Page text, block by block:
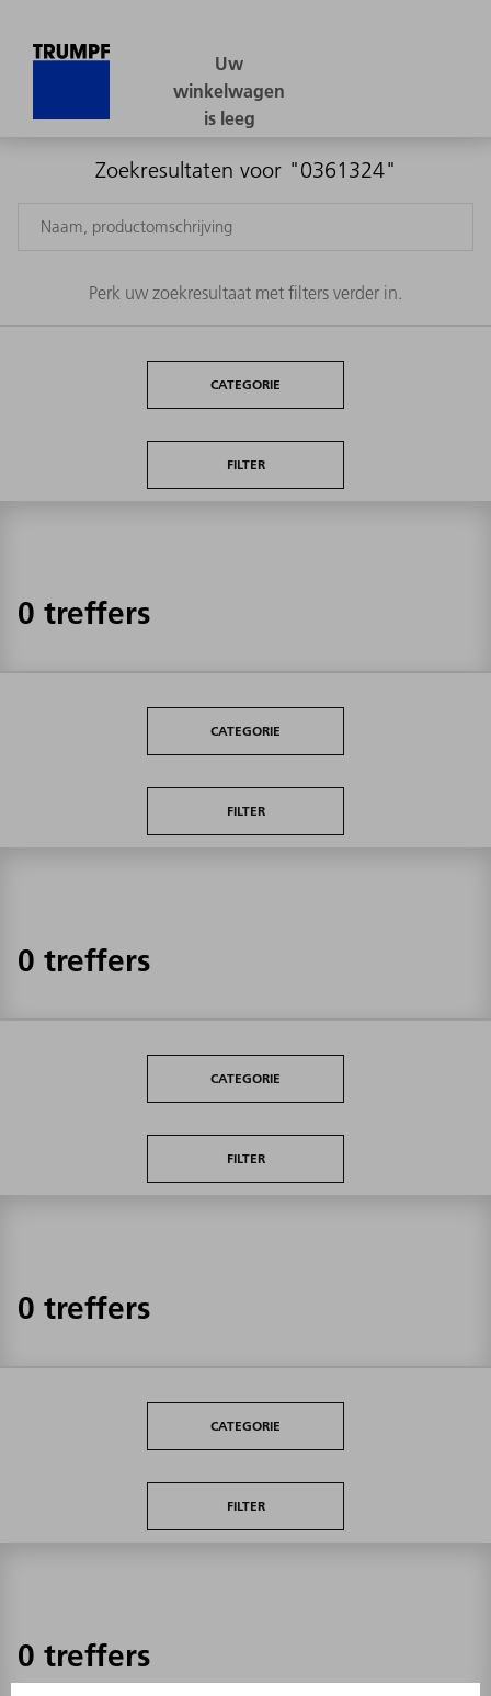
Zoekresultaten voor "0361324"
Perk uw zoekresultaat met filters verder in.
CATEGORIE
FILTER
0 treffers
CATEGORIE
FILTER
0 treffers
CATEGORIE
FILTER
0 treffers
CATEGORIE
FILTER
0 treffers